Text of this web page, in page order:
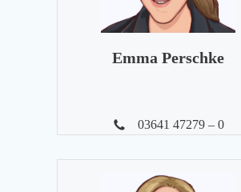
Emma Perschke
03641 47279 – 0